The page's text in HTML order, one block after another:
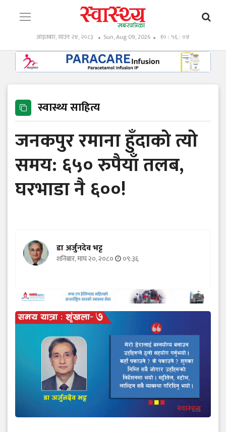
आइतबार, साउन २४, २०८३ Sun, Aug 09, 2026 १० : ५६ : ०६
स्वास्थ्य साहित्य
जनकपुर रमाना हुँदाको त्यो
समय: ६५० रुपैयाँ तलब,
घरभाडा नै ६००!
डा अर्जुनदेव भट्ट
शनिबार, माघ २०, २०८० ०९:३६